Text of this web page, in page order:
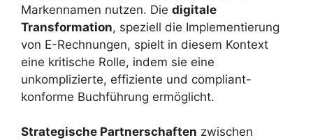
Markennamen nutzen. Die digitale
Transformation, speziell die Implementierung
von E-Rechnungen, spielt in diesem Kontext
eine kritische Rolle, indem sie eine
unkomplizierte, effiziente und compliant-
konforme Buchführung ermöglicht.
Strategische Partnerschaften zwischen